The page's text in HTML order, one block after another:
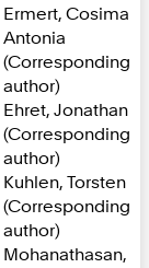
Ermert, Cosima
Antonia
(Corresponding
author)
Ehret, Jonathan
(Corresponding
author)
Kuhlen, Torsten
(Corresponding
author)
Mohanathasan,